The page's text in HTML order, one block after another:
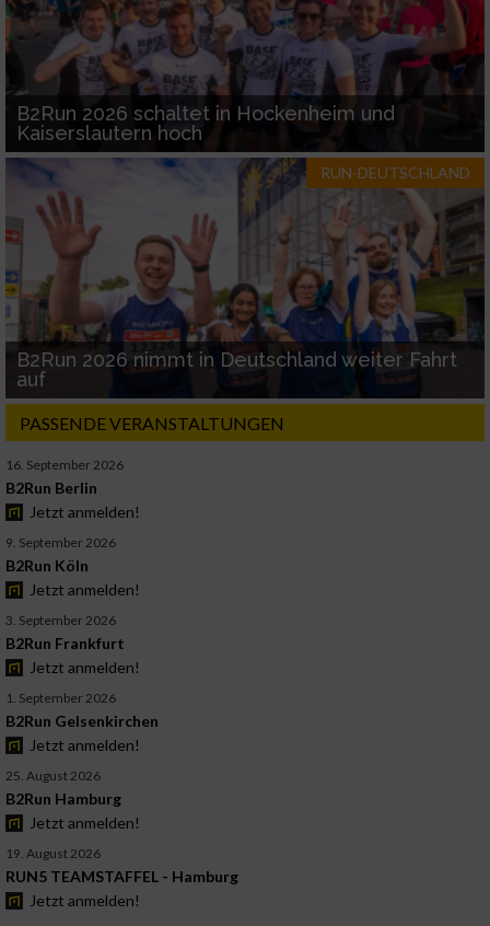
B2Run 2026 schaltet in Hockenheim und
Kaiserslautern hoch
RUN-DEUTSCHLAND
B2Run 2026 nimmt in Deutschland weiter Fahrt
auf
PASSENDE VERANSTALTUNGEN
16. September 2026
B2Run Berlin
Jetzt anmelden!
9. September 2026
B2Run Köln
Jetzt anmelden!
3. September 2026
B2Run Frankfurt
Jetzt anmelden!
1. September 2026
B2Run Gelsenkirchen
Jetzt anmelden!
25. August 2026
B2Run Hamburg
Jetzt anmelden!
19. August 2026
RUN5 TEAMSTAFFEL - Hamburg
Jetzt anmelden!